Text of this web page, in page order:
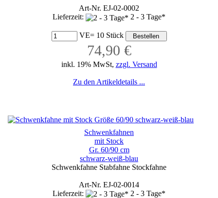
Art-Nr. EJ-02-0002
Lieferzeit:
2 - 3 Tage*
VE= 10 Stück
74,90 €
inkl. 19% MwSt, zzgl. Versand
Zu den Artikeldetails ...
Schwenkfahnen
mit Stock
Gr. 60/90 cm
schwarz-weiß-blau
Schwenkfahne Stabfahne Stockfahne
Art-Nr. EJ-02-0014
Lieferzeit:
2 - 3 Tage*